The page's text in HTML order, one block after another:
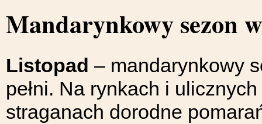
Mandarynkowy sezon
Listopad – mandarynkowy
pełni. Na rynkach i ulicznych
straganach dorodne